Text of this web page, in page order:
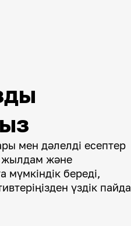
мен дәлелді есептер
жылдам және
береді,
үздік пайда